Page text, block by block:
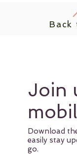
Back
Join
Download
easily stay
go.